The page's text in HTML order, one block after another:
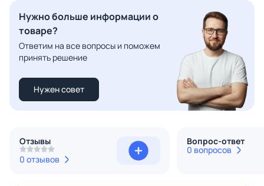
Нужно больше информации о
товаре?
Ответим на все вопросы и поможем
принять решение
Нужен совет
Отзывы
0 отзывов
Вопрос-ответ
0 вопросов